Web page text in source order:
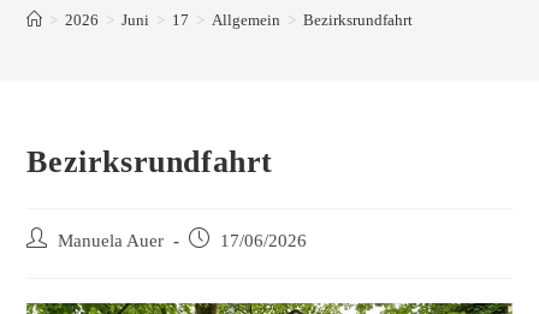
> 2026 > Juni > 17 > Allgemein > Bezirksrundfahrt
Bezirksrundfahrt
Manuela Auer 17/06/2026